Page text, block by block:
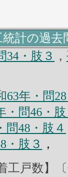
計の過去
34・肢３ ，
63年・問
・問46・
問48・肢４
・肢３ ，
工戸数】